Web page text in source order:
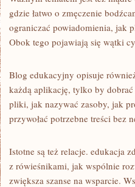
gdzie łatwo o zmęczenie
ograniczać powiadomienia, jak
Obok tego pojawiają się wątki
Blog edukacyjny opisuje
każdą aplikację, tylko by
pliki, jak nazywać zasoby, jak
przywołać potrzebne treści bez
Istotne są też relacje. edukacja
z rówieśnikami, jak wspólnie
zwiększa szanse na wsparcie.